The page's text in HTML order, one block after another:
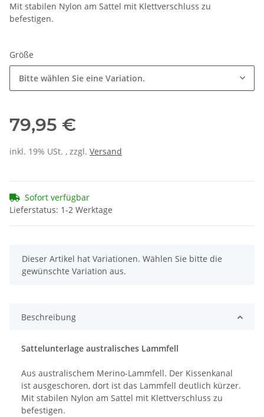
Mit stabilen Nylon am Sattel mit Klettverschluss zu
befestigen.
Größe
Bitte wählen Sie eine Variation.
79,95 €
inkl. 19% USt. , zzgl. Versand
Sofort verfügbar
Lieferstatus: 1-2 Werktage
x
Dieser Artikel hat Variationen. Wählen Sie bitte die
gewünschte Variation aus.
Beschreibung
Sattelunterlage australisches Lammfell
Aus australischem Merino-Lammfell. Der Kissenkanal
ist ausgeschoren, dort ist das Lammfell deutlich kürzer.
Mit stabilen Nylon am Sattel mit Klettverschluss zu
befestigen.